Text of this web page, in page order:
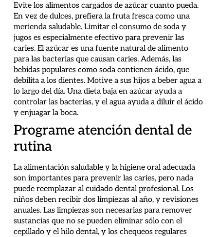
Evite los alimentos cargados de azúcar cuanto pueda.
En vez de dulces, prefiera la fruta fresca como una
merienda saludable. Limitar el consumo de soda y
jugos es especialmente efectivo para prevenir las
caries. El azúcar es una fuente natural de alimento
para las bacterias que causan caries. Además, las
bebidas populares como soda contienen ácido, que
debilita a los dientes. Motive a sus hijos a beber agua a
lo largo del día. Una dieta baja en azúcar ayuda a
controlar las bacterias, y el agua ayuda a diluir el ácido
y enjuagar la boca.
Programe atención dental de
rutina
La alimentación saludable y la higiene oral adecuada
son importantes para prevenir las caries, pero nada
puede reemplazar al cuidado dental profesional. Los
niños deben recibir dos limpiezas al año, y revisiones
anuales. Las limpiezas son necesarias para remover
sustancias que no se pueden eliminar sólo con el
cepillado y el hilo dental, y los chequeos regulares